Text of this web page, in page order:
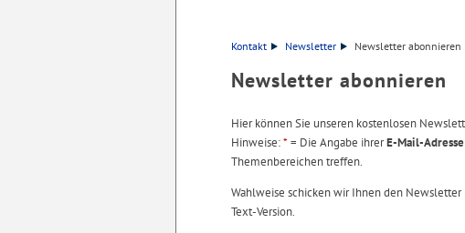
Kontakt Newsletter Newsletter abonnieren
Newsletter abonnieren
Hier können Sie unseren kostenlosen
Hinweise:* = Die Angabe ihrerE-Mail-Adresse
Themenbereichen treffen.
Wahlweise schicken wir Ihnen den Newsletter
Text-Version.